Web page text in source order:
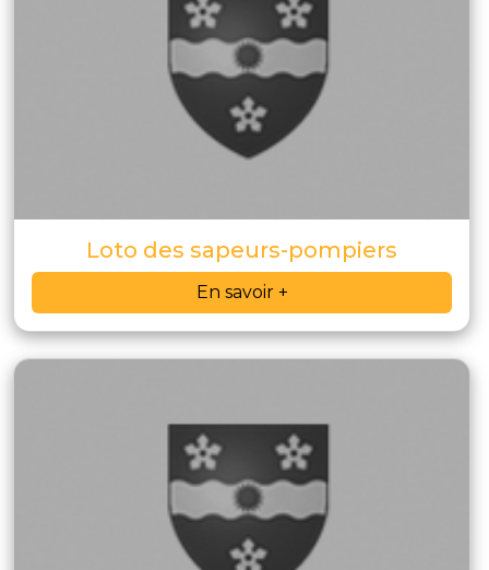
Loto des sapeurs-pompiers
En savoir +